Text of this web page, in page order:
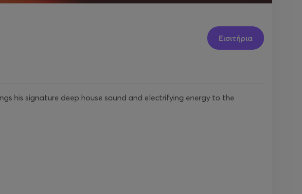
Εισιτήρια
his signature deep house sound and electrifying energy to the